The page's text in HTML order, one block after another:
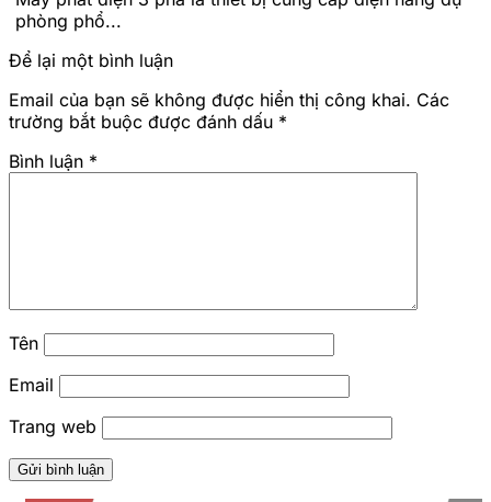
phòng phổ...
Để lại một bình luận
Email của bạn sẽ không được hiển thị công khai. Các
trường bắt buộc được đánh dấu *
Bình luận *
Tên
Email
Trang web